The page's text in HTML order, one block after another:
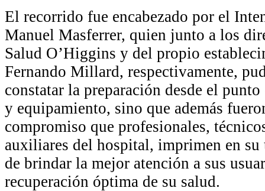
El recorrido fue encabezado por el
Manuel Masferrer, quien junto a los
Salud O’Higgins y del propio
Fernando Millard, respectivamente,
constatar la preparación desde el
y equipamiento, sino que además
compromiso que profesionales,
auxiliares del hospital, imprimen en su
de brindar la mejor atención a sus
recuperación óptima de su salud.